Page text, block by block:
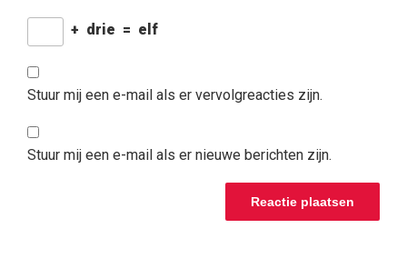
+ drie = elf
Stuur mij een e-mail als er vervolgreacties zijn.
Stuur mij een e-mail als er nieuwe berichten zijn.